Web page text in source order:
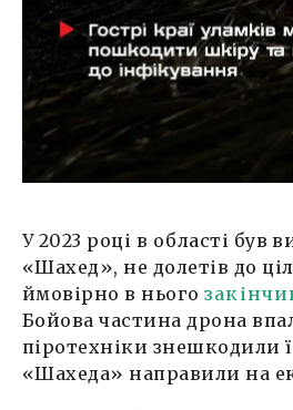
У 2023 році в області був
«Шахед», не долетів до
ймовірно в нього
Бойова частина дрона
піротехніки знешкодили
«Шахеда» направили на